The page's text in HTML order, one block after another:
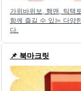
가위바위보, 행맨, 틱택
함께 즐길 수 있는 다양
다.
📌 북마크릿